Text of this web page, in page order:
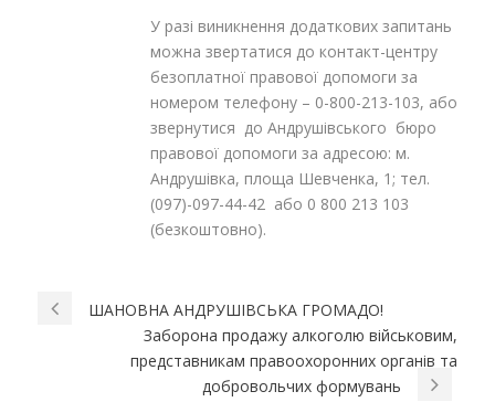
У разі виникнення додаткових запитань
можна звертатися до контакт-центру
безоплатної правової допомоги за
номером телефону – 0-800-213-103, або
звернутися до Андрушівського бюро
правової допомоги за адресою: м.
Андрушівка, площа Шевченка, 1; тел.
(097)-097-44-42 або 0 800 213 103
(безкоштовно).
ШАНОВНА АНДРУШІВСЬКА ГРОМАДО!
Заборона продажу алкоголю військовим,
представникам правоохоронних органів та
добровольчих формувань